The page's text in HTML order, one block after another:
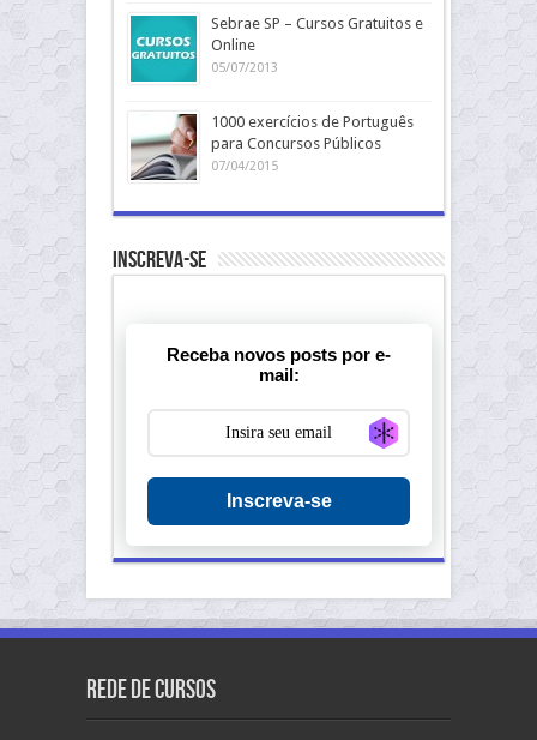
Sebrae SP – Cursos Gratuitos e
Online
05/07/2013
1000 exercícios de Português
para Concursos Públicos
07/04/2015
Inscreva-se
Receba novos posts por e-
mail:
Generate new
Inscreva-se
Rede de Cursos